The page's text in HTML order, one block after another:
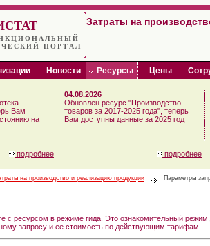
ПОРТАЛ
Затраты на
Новости Ресурсы Цены
Вам
на
04.08.2026
Обновлен ресурс "Производство
товаров за 2017-2025 года", теперь
Вам доступны данные за 2025 год
подробнее подробнее
на производство и реализацию продукции Параметры
с ресурсом в режиме гида. Это ознакомительный
запросу и ее стоимость по действующим тарифам.